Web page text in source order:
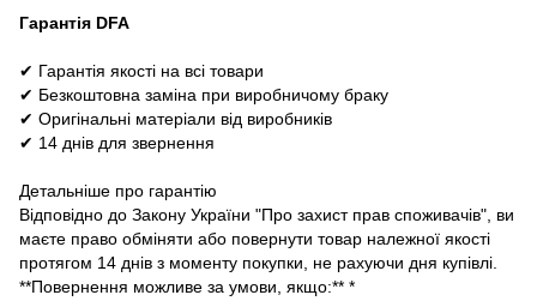
Гарантія DFA
✔ Гарантія якості на всі товари
✔ Безкоштовна заміна при виробничому браку
✔ Оригінальні матеріали від виробників
✔ 14 днів для звернення
Детальніше про гарантію
Відповідно до Закону України "Про захист прав споживачів", ви
маєте право обміняти або повернути товар належної якості
протягом 14 днів з моменту покупки, не рахуючи дня купівлі.
**Повернення можливе за умови, якщо:** *